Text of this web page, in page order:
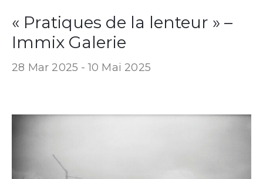
« Pratiques de la lenteur » –
Immix Galerie
28 Mar 2025 - 10 Mai 2025